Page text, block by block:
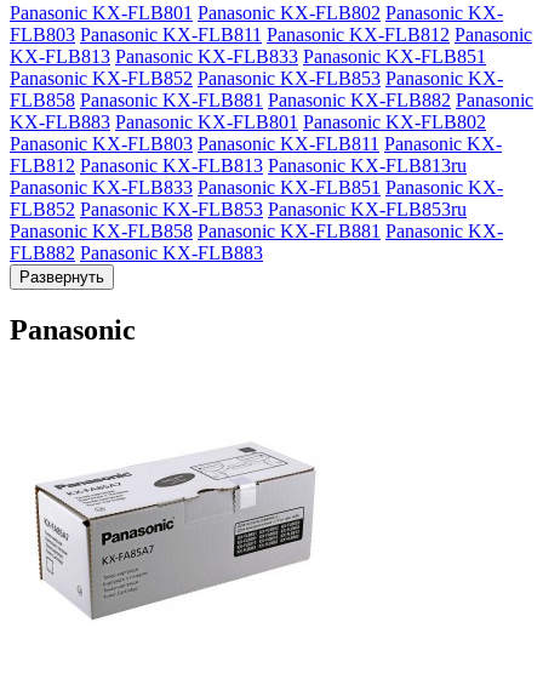
Panasonic KX-FLB801 Panasonic KX-FLB802 Panasonic KX-
FLB803 Panasonic KX-FLB811 Panasonic KX-FLB812 Panasonic
KX-FLB813 Panasonic KX-FLB833 Panasonic KX-FLB851
Panasonic KX-FLB852 Panasonic KX-FLB853 Panasonic KX-
FLB858 Panasonic KX-FLB881 Panasonic KX-FLB882 Panasonic
KX-FLB883 Panasonic KX-FLB801 Panasonic KX-FLB802
Panasonic KX-FLB803 Panasonic KX-FLB811 Panasonic KX-
FLB812 Panasonic KX-FLB813 Panasonic KX-FLB813ru
Panasonic KX-FLB833 Panasonic KX-FLB851 Panasonic KX-
FLB852 Panasonic KX-FLB853 Panasonic KX-FLB853ru
Panasonic KX-FLB858 Panasonic KX-FLB881 Panasonic KX-
FLB882 Panasonic KX-FLB883
Развернуть
Panasonic